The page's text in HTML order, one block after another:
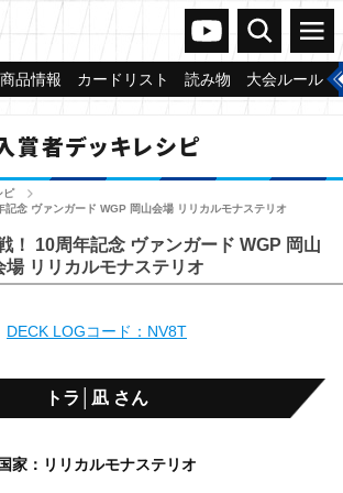
ヴァンガードch
検索 メニュー
商品情報 カードリスト 読み物 大会ルール
賞者デッキレシピ
ピ
記念 ヴァンガード WGP 岡山会場 リリカルモナステリオ
！ 10周年記念 ヴァンガード WGP 岡山
場 リリカルモナステリオ
DECK LOGコード：NV8T
トラ│凪 さん
家：リリカルモナステリオ